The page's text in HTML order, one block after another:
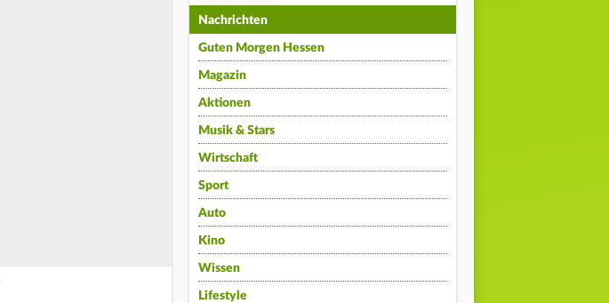
Nachrichten
Guten Morgen Hessen
Magazin
Aktionen
Musik & Stars
Wirtschaft
Sport
Auto
Kino
Wissen
Lifestyle